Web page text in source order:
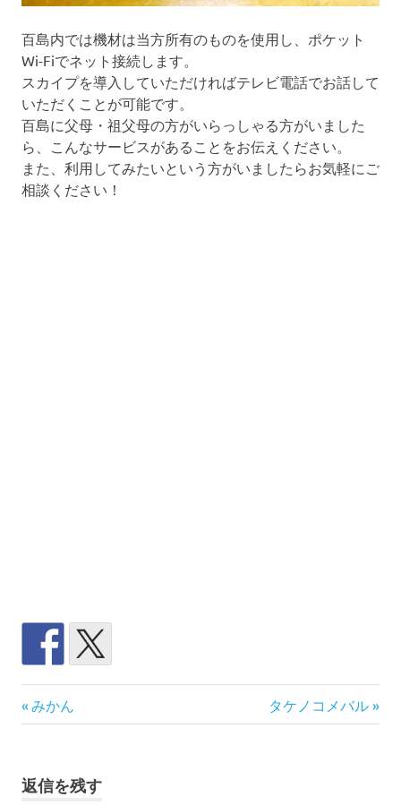
百島内では機材は当方所有のものを使用し、ポケット
Wi-Fiでネット接続します。
スカイプを導入していただければテレビ電話でお話して
いただくことが可能です。
百島に父母・祖父母の方がいらっしゃる方がいました
ら、こんなサービスがあることをお伝えください。
また、利用してみたいという方がいましたらお気軽にご
相談ください！
カ
テ
レ
投
ナ
前
の
みかん
次
の
タケノコメバル
返信を残す